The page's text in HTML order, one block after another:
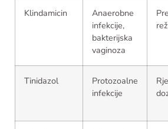
Klindamicin
Anaerobne
infekcije,
bakterijska
vaginoza
Tinidazol
Protozoalne
infekcije